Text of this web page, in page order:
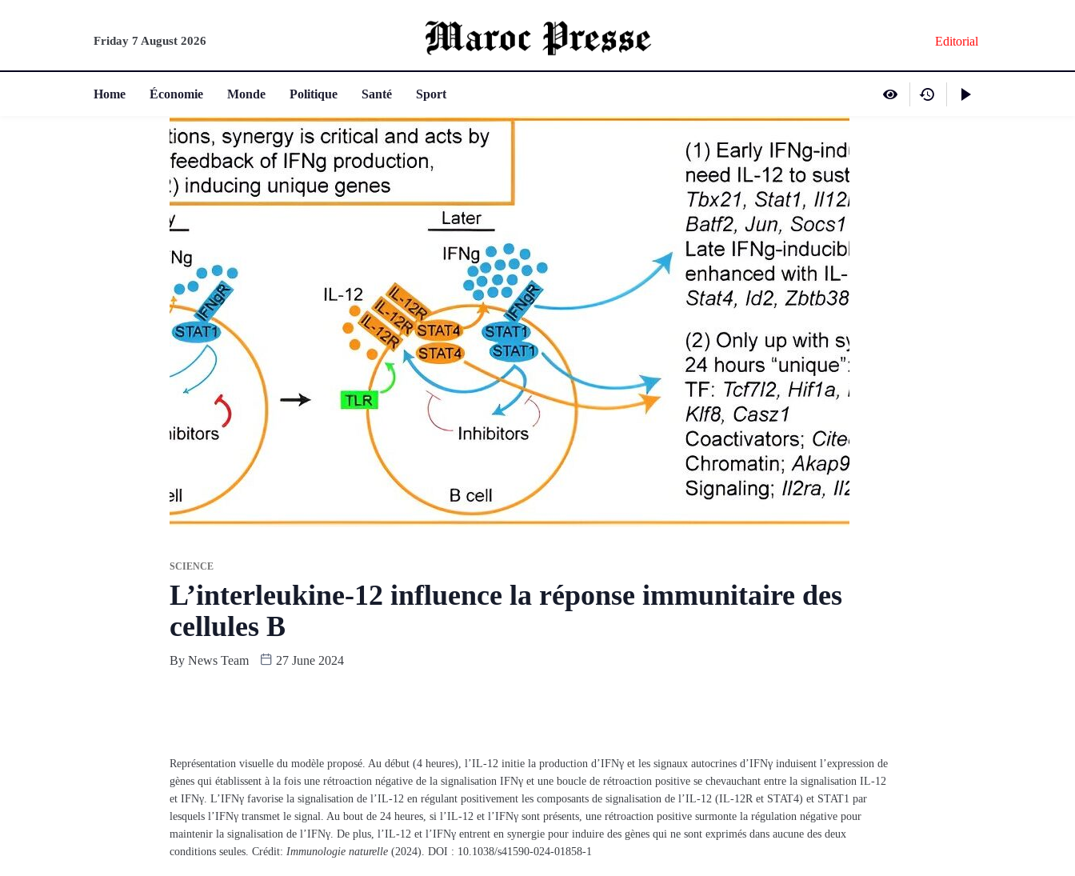
Friday 7 August 2026 Editorial
Home Économie Monde Politique Santé Sport
SCIENCE
L’interleukine-12 influence la réponse immunitaire des
cellules B
By News Team 27 June 2024
Représentation visuelle du modèle proposé. Au début (4 heures), l’IL-12 initie la production d’IFNγ et les signaux autocrines d’IFNγ induisent l’expression de
gènes qui établissent à la fois une rétroaction négative de la signalisation IFNγ et une boucle de rétroaction positive se chevauchant entre la signalisation IL-12
et IFNγ. L’IFNγ favorise la signalisation de l’IL-12 en régulant positivement les composants de signalisation de l’IL-12 (IL-12R et STAT4) et STAT1 par
lesquels l’IFNγ transmet le signal. Au bout de 24 heures, si l’IL-12 et l’IFNγ sont présents, une rétroaction positive surmonte la régulation négative pour
maintenir la signalisation de l’IFNγ. De plus, l’IL-12 et l’IFNγ entrent en synergie pour induire des gènes qui ne sont exprimés dans aucune des deux
conditions seules. Crédit: Immunologie naturelle (2024). DOI : 10.1038/s41590-024-01858-1